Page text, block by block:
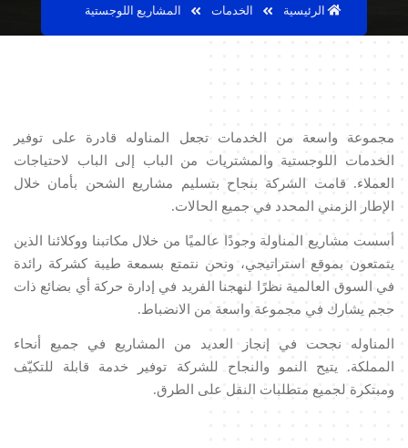
الرئيسية الخدمات المشاريع اللوجستية
مجموعة واسعة من الخدمات تجعل المناوله قادرة على توفير
الخدمات اللوجستية والمشتريات من الباب إلى الباب لاحتياجات
العملاء. قامت الشركة بنجاح بتسليم مشاريع الشحن بأمان خلال
الإطار الزمني المحدد في جميع الحالات.
أسست مشاريع المناولة وجودًا عالميًا من خلال مكاتبنا ووكلائنا الذين
يتمتعون بموقع استراتيجي، ونحن نتمتع بسمعة طيبة كشركة رائدة
في السوق العالمية نظرًا لنهجنا الفريد في إدارة حركة أي بضائع ذات
حجم يشارك في مجموعة واسعة من الانضباط.
المناوله نجحت في إنجاز العديد من المشاريع في جميع أنحاء
المملكة. يتيح النمو والنجاح للشركة توفير خدمة قابلة للتكيّف
ومبتكرة لجميع متطلبات النقل على الطرق.